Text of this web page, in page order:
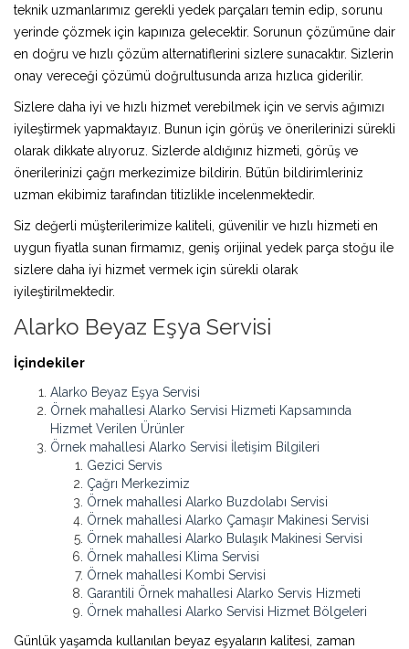
teknik uzmanlarımız gerekli yedek parçaları temin edip, sorunu
yerinde çözmek için kapınıza gelecektir. Sorunun çözümüne dair
en doğru ve hızlı çözüm alternatiflerini sizlere sunacaktır. Sizlerin
onay vereceği çözümü doğrultusunda arıza hızlıca giderilir.
Sizlere daha iyi ve hızlı hizmet verebilmek için ve servis ağımızı
iyileştirmek yapmaktayız. Bunun için görüş ve önerilerinizi sürekli
olarak dikkate alıyoruz. Sizlerde aldığınız hizmeti, görüş ve
önerilerinizi çağrı merkezimize bildirin. Bütün bildirimleriniz
uzman ekibimiz tarafından titizlikle incelenmektedir.
Siz değerli müşterilerimize kaliteli, güvenilir ve hızlı hizmeti en
uygun fiyatla sunan firmamız, geniş orijinal yedek parça stoğu ile
sizlere daha iyi hizmet vermek için sürekli olarak
iyileştirilmektedir.
Alarko Beyaz Eşya Servisi
İçindekiler
Alarko Beyaz Eşya Servisi
Örnek mahallesi Alarko Servisi Hizmeti Kapsamında
Hizmet Verilen Ürünler
Örnek mahallesi Alarko Servisi İletişim Bilgileri
Gezici Servis
Çağrı Merkezimiz
Örnek mahallesi Alarko Buzdolabı Servisi
Örnek mahallesi Alarko Çamaşır Makinesi Servisi
Örnek mahallesi Alarko Bulaşık Makinesi Servisi
Örnek mahallesi Klima Servisi
Örnek mahallesi Kombi Servisi
Garantili Örnek mahallesi Alarko Servis Hizmeti
Örnek mahallesi Alarko Servisi Hizmet Bölgeleri
Günlük yaşamda kullanılan beyaz eşyaların kalitesi, zaman